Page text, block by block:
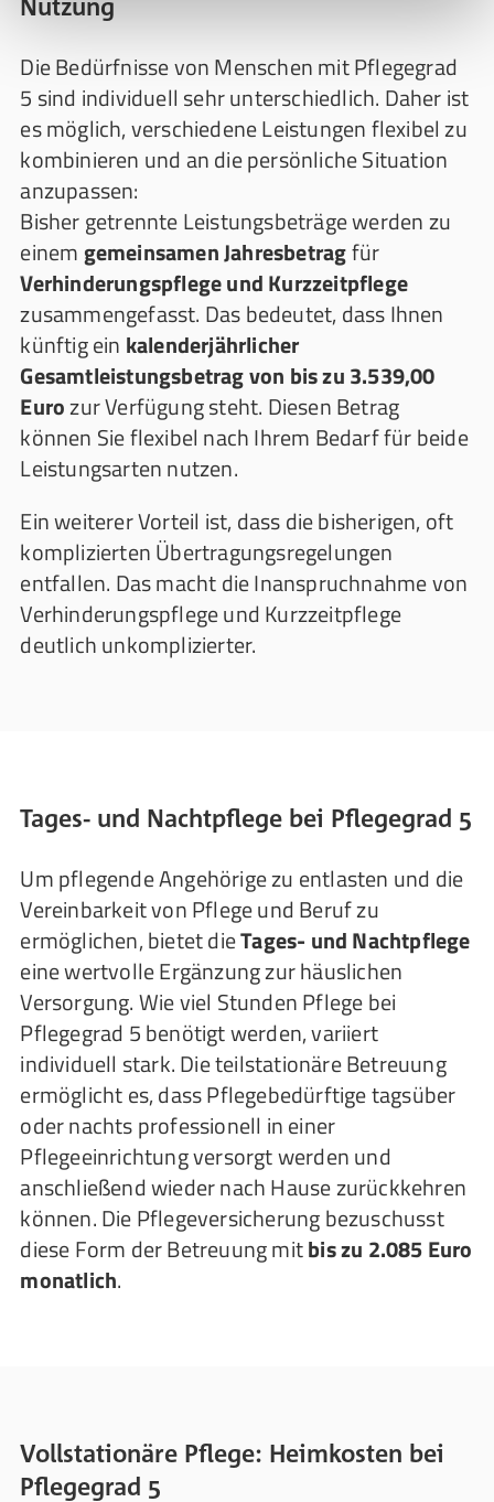
Die Bedürfnisse von Menschen mit Pflegegrad
5 sind individuell sehr unterschiedlich. Daher ist
es möglich, verschiedene Leistungen flexibel zu
kombinieren und an die persönliche Situation
anzupassen:
Bisher getrennte Leistungsbeträge werden zu
einemgemeinsamen Jahresbetragfür
Verhinderungspflege und Kurzzeitpflege
zusammengefasst. Das bedeutet, dass Ihnen
künftig ein kalenderjährlicher
Gesamtleistungsbetrag von bis zu 3.539,00
Eurozur Verfügung steht. Diesen Betrag
können Sie flexibel nach Ihrem Bedarf für beide
Leistungsarten nutzen.
Ein weiterer Vorteil ist, dass die bisherigen, oft
komplizierten Übertragungsregelungen
entfallen. Das macht die Inanspruchnahme von
Verhinderungspflege und Kurzzeitpflege
deutlich unkomplizierter.
Tages- und Nachtpflege bei Pflegegrad 5
Um pflegende Angehörige zu entlasten und die
Vereinbarkeit von Pflege und Beruf zu
ermöglichen, bietet dieTages- und Nachtpflege
eine wertvolle Ergänzung zur häuslichen
Versorgung. Wie viel Stunden Pflege bei
Pflegegrad 5 benötigt werden, variiert
individuell stark. Die teilstationäre Betreuung
ermöglicht es, dass Pflegebedürftige tagsüber
oder nachts professionell in einer
Pflegeeinrichtung versorgt werden und
anschließend wieder nach Hause zurückkehren
können. Die Pflegeversicherung bezuschusst
diese Form der Betreuung mitbis zu 2.085 Euro
monatlich.
Vollstationäre Pflege: Heimkosten bei
Pflegegrad 5